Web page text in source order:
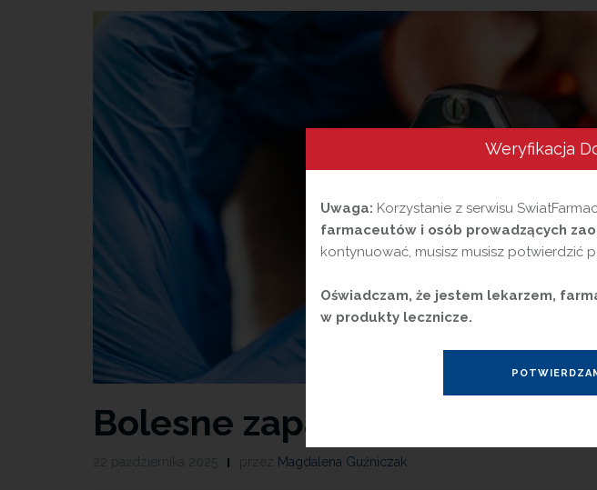
Bolesne zapalenie ucha
Magdalena Guźniczak
Weryfikacja
Uwaga: Korzystanie z serwisu
farmaceutów i osób prowadzących
kontynuować, musisz musisz potwierdzić
Oświadczam, że jestem lekarzem,
w produkty lecznicze.